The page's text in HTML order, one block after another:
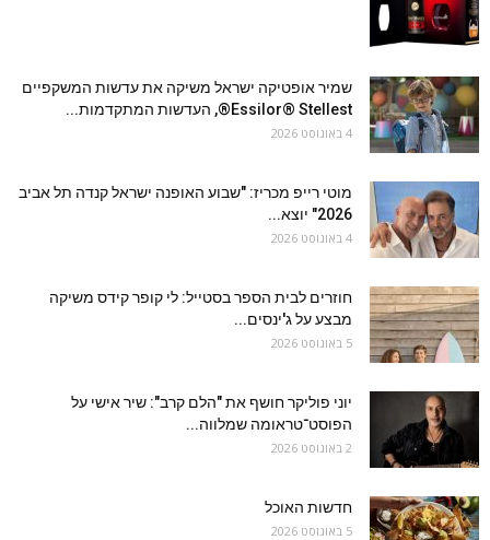
שמיר אופטיקה ישראל משיקה את עדשות המשקפיים
Essilor® Stellest®, העדשות המתקדמות...
4 באוגוסט 2026
מוטי רייפ מכריז: "שבוע האופנה ישראל קנדה תל אביב
2026" יוצא...
4 באוגוסט 2026
חוזרים לבית הספר בסטייל: לי קופר קידס משיקה
מבצע על ג'ינסים...
5 באוגוסט 2026
יוני פוליקר חושף את "הלם קרב": שיר אישי על
הפוסט־טראומה שמלווה...
2 באוגוסט 2026
חדשות האוכל
5 באוגוסט 2026